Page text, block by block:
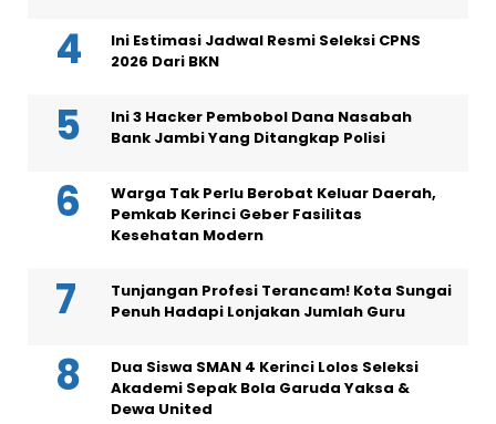
Ini Estimasi Jadwal Resmi Seleksi CPNS
2026 Dari BKN
Ini 3 Hacker Pembobol Dana Nasabah
Bank Jambi Yang Ditangkap Polisi
Warga Tak Perlu Berobat Keluar Daerah,
Pemkab Kerinci Geber Fasilitas
Kesehatan Modern
Tunjangan Profesi Terancam! Kota Sungai
Penuh Hadapi Lonjakan Jumlah Guru
Dua Siswa SMAN 4 Kerinci Lolos Seleksi
Akademi Sepak Bola Garuda Yaksa &
Dewa United